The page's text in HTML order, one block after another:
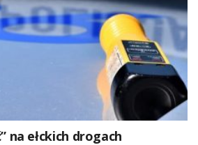
na ełckich drogach